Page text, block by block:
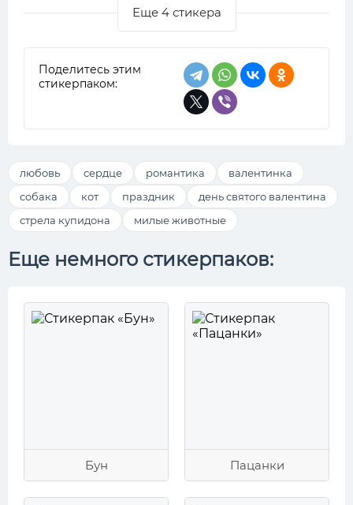
Еще 4 стикера
Поделитесь этим
стикерпаком:
любовь сердце романтика
валентинка
собака
кот праздник
день святого валентина
стрела купидона
милые животные
Еще немного стикерпаков:
Бун Пацанки